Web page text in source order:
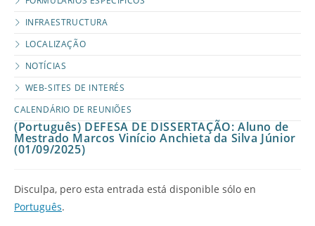
INFRAESTRUCTURA
LOCALIZAÇÃO
NOTÍCIAS
WEB-SITES DE INTERÉS
CALENDÁRIO DE REUNIÕES
(Português) DEFESA DE DISSERTAÇÃO: Aluno de
Mestrado Marcos Vinício Anchieta da Silva Júnior
(01/09/2025)
Disculpa, pero esta entrada está disponible sólo en
Português.